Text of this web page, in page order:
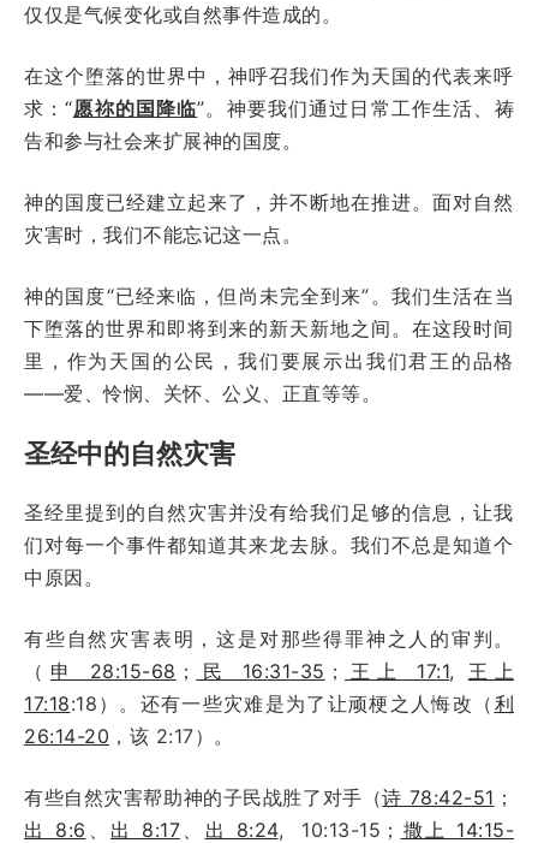
仅仅是气候变化或自然事件造成的。
在这个堕落的世界中，神呼召我们作为天国的代表来呼
求：“愿祢的国降临”。神要我们通过日常工作生活、祷
告和参与社会来扩展神的国度。
神的国度已经建立起来了，并不断地在推进。面对自然
灾害时，我们不能忘记这一点。
神的国度“已经来临，但尚未完全到来”。我们生活在当
下堕落的世界和即将到来的新天新地之间。在这段时间
里，作为天国的公民，我们要展示出我们君王的品格
——爱、怜悯、关怀、公义、正直等等。
圣经中的自然灾害
圣经里提到的自然灾害并没有给我们足够的信息，让我
们对每一个事件都知道其来龙去脉。我们不总是知道个
中原因。
有些自然灾害表明，这是对那些得罪神之人的审判。
（ 申 28:15-68 ； 民 16:31-35 ； 王上 17:1, 王上
17:18:18）。还有一些灾难是为了让顽梗之人悔改（ 利
26:14-20 ，该 2:17）。
有些自然灾害帮助神的子民战胜了对手（诗 78:42-51 ；
出 8:6
出 8:17 出 8:24, 10:13-15； 撒上 14:15-